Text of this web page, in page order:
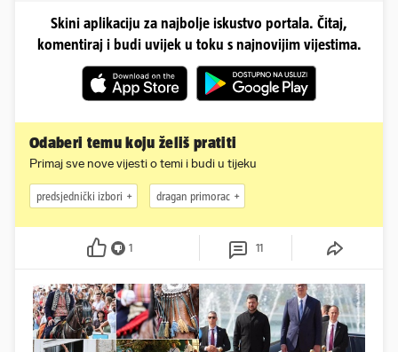
Skini aplikaciju za najbolje iskustvo portala. Čitaj,
komentiraj i budi uvijek u toku s najnovijim vijestima.
Odaberi temu koju želiš pratiti
Primaj sve nove vijesti o temi i budi u tijeku
predsjednički izbori dragan primorac
1 11